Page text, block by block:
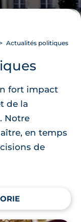
Actualités politiques
fort impact
de la
Notre
en temps
de